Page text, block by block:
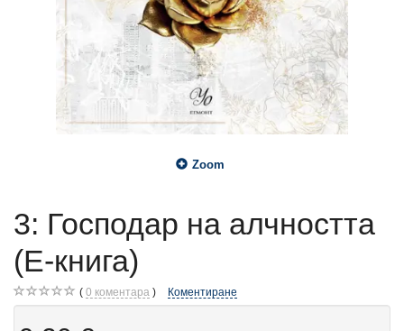
Zoom
3: Господар на алчността
(Е-книга)
0 коментара Коментиране